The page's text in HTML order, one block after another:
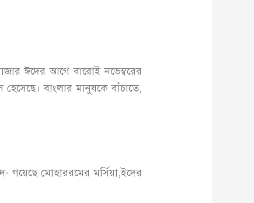
ঈদের আগে বারোই নভেম্বরের
হেসেছে। বাংলার মানুষকে বাঁচাতে,
মোহাররমের মর্সিয়া,ইদের